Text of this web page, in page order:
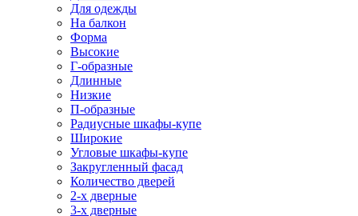
Для одежды
На балкон
Форма
Высокие
Г-образные
Длинные
Низкие
П-образные
Радиусные шкафы-купе
Широкие
Угловые шкафы-купе
Закругленный фасад
Количество дверей
2-х дверные
3-х дверные